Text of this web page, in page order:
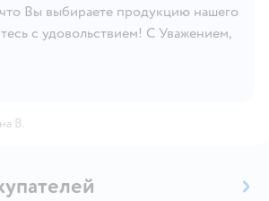
Вы выбираете продукцию нашего
с удовольствием! С Уважением,
В.